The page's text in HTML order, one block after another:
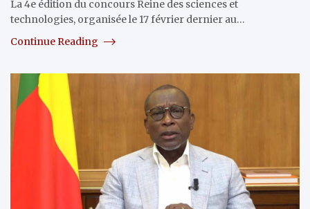
La 4e édition du concours Reine des sciences et
technologies, organisée le 17 février dernier au…
Continue Reading